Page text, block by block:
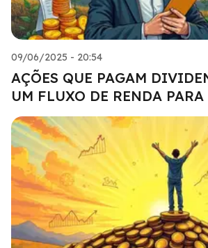
09/06/2025 - 20:54
AÇÕES QUE PAGAM
UM FLUXO DE RENDA